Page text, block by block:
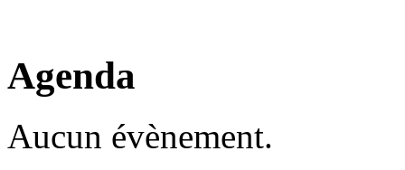
Agenda
Aucun évènement.